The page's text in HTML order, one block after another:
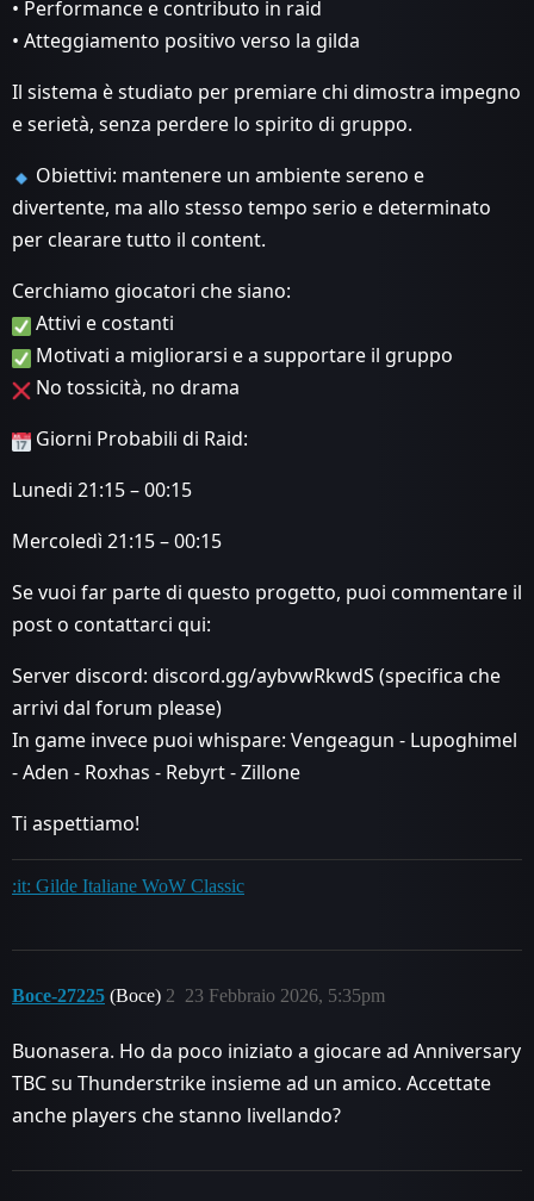
• Performance e contributo in raid
• Atteggiamento positivo verso la gilda
Il sistema è studiato per premiare chi dimostra impegno
e serietà, senza perdere lo spirito di gruppo.
Obiettivi: mantenere un ambiente sereno e
divertente, ma allo stesso tempo serio e determinato
per clearare tutto il content.
Cerchiamo giocatori che siano:
Attivi e costanti
Motivati a migliorarsi e a supportare il gruppo
No tossicità, no drama
Giorni Probabili di Raid:
Lunedi 21:15 – 00:15
Mercoledì 21:15 – 00:15
Se vuoi far parte di questo progetto, puoi commentare il
post o contattarci qui:
Server discord: discord.gg/aybvwRkwdS (specifica che
arrivi dal forum please)
In game invece puoi whispare: Vengeagun - Lupoghimel
- Aden - Roxhas - Rebyrt - Zillone
Ti aspettiamo!
:it: Gilde Italiane WoW Classic
Boce-27225 (Boce) 23 Febbraio 2026, 5:35pm
2
Buonasera. Ho da poco iniziato a giocare ad Anniversary
TBC su Thunderstrike insieme ad un amico. Accettate
anche players che stanno livellando?